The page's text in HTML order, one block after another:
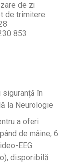
de zi
de trimitere
853
în
la Neurologie
a oferi
de mâine, 6
EEG
disponibilă